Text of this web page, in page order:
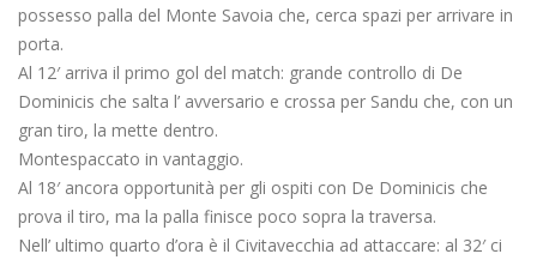
possesso palla del Monte Savoia che, cerca spazi per arrivare in
porta.
Al 12′ arriva il primo gol del match: grande controllo di De
Dominicis che salta l’ avversario e crossa per Sandu che, con un
gran tiro, la mette dentro.
Montespaccato in vantaggio.
Al 18′ ancora opportunità per gli ospiti con De Dominicis che
prova il tiro, ma la palla finisce poco sopra la traversa.
Nell’ ultimo quarto d’ora è il Civitavecchia ad attaccare: al 32′ ci